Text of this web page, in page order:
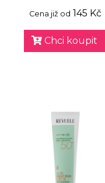
Cena již od 145 Kč
Chci koupit